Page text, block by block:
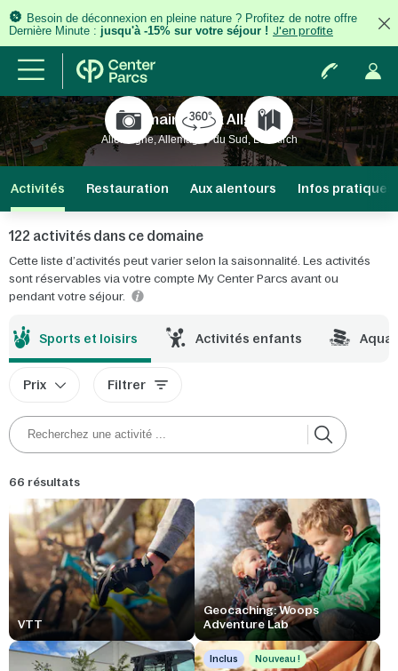
Besoin de déconnexion en pleine nature ? Profitez de notre offre
Dernière Minute : jusqu'à -15% sur votre séjour ! J'en profite
Domaine Park Allgäu
Allemagne, Allemagne du Sud, Leutkirch
Activités Restauration Aux alentours Infos pratiques
122 activités dans ce domaine
Cette liste d’activités peut varier selon la saisonnalité. Les activités
sont réservables via votre compte My Center Parcs avant ou
pendant votre séjour.
Sports et loisirs Activités enfants Aqua
Prix Filtrer
66 résultats
VTT
Geocaching: Woops
Adventure Lab
Inclus Nouveau !